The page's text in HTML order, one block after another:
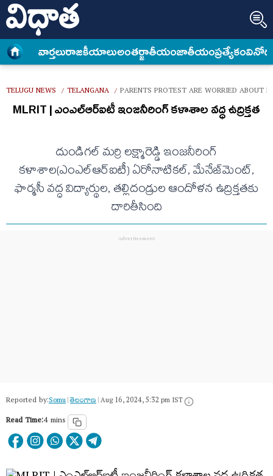
వార్త‌లురాజకీయాలుఅంత‌ర్జాతీయంజాతీయంప్రత్యేకం
TELUGU NEWS / TELANGANA / PARENTS PROTEST ARE WORRIED ABOUT
MLRIT | ఎంఎల్‌ఆర్‌ఐటీ ఇంజనీరింగ్ కళాశాల వద్ధ ఉద్రిక్తత
దుండిగల్‌ మర్రి లక్ష్మారెడ్డి ఇంజనీరింగ్
కళాశాల(ఎంఎల్‌ఆర్‌ఐటీ) ఏరోనాటికల్, మేనేజ్‌మెంట్‌,
ఫార్మసీ వద్ధ విద్యార్థుల, తల్లిదండ్రుల ఆందోళన ఉద్రిక్తతకు
దారితీసింది
Reported by:Somu|తెలంగాణ‌|Aug 16, 2024, 5:32 pm IST
Read Time:4 mins